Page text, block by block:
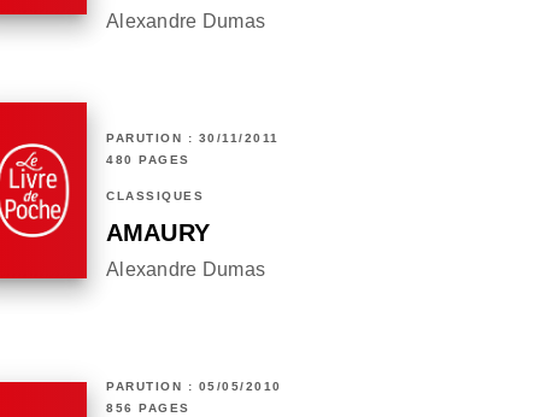
Alexandre Dumas
PARUTION : 30/11/2011
480 PAGES
CLASSIQUES
AMAURY
Alexandre Dumas
PARUTION : 05/05/2010
856 PAGES